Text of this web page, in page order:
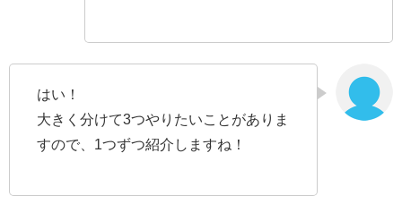
はい！
大きく分けて3つやりたいことがありま
すので、1つずつ紹介しますね！